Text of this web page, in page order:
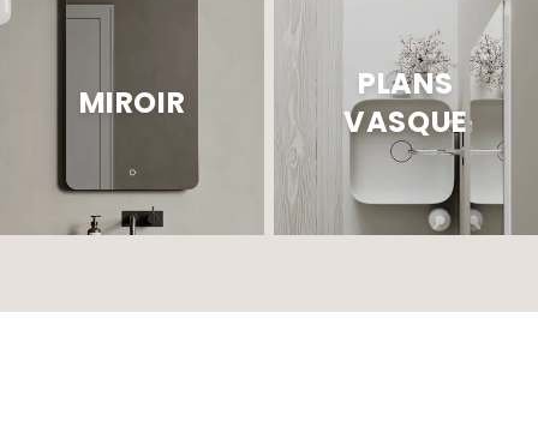
MIROIR
PLANS
VASQUE